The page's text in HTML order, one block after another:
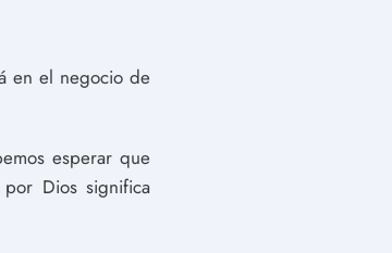
en el negocio de
esperar que
Dios significa